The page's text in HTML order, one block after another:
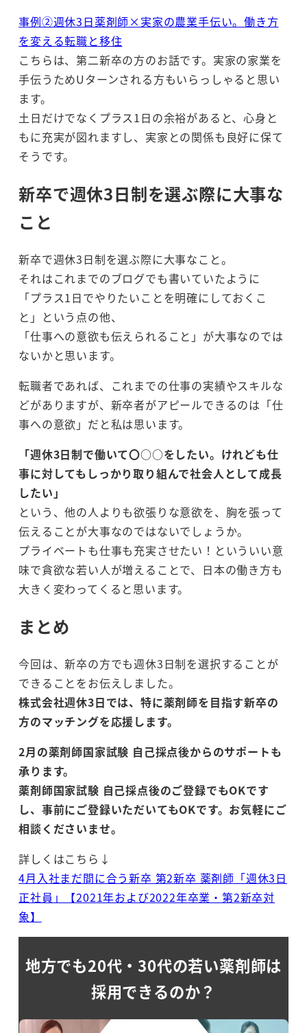
事例②週休3日薬剤師×実家の農業手伝い。働き方
を変える転職と移住
こちらは、第二新卒の方のお話です。実家の家業を
手伝うためUターンされる方もいらっしゃると思い
ます。
土日だけでなくプラス1日の余裕があると、心身と
もに充実が図れますし、実家との関係も良好に保て
そうです。
新卒で週休3日制を選ぶ際に大事な
こと
新卒で週休3日制を選ぶ際に大事なこと。
それはこれまでのブログでも書いていたように
「プラス1日でやりたいことを明確にしておくこ
と」という点の他、
「仕事への意欲も伝えられること」が大事なのでは
ないかと思います。
転職者であれば、これまでの仕事の実績やスキルな
どがありますが、新卒者がアピールできるのは「仕
事への意欲」だと私は思います。
「週休3日制で働いて〇○○をしたい。けれども仕
事に対してもしっかり取り組んで社会人として成長
したい」
という、他の人よりも欲張りな意欲を、胸を張って
伝えることが大事なのではないでしょうか。
プライベートも仕事も充実させたい！といういい意
味で貪欲な若い人が増えることで、日本の働き方も
大きく変わってくると思います。
まとめ
今回は、新卒の方でも週休3日制を選択することが
できることをお伝えしました。
株式会社週休3日では、特に薬剤師を目指す新卒の
方のマッチングを応援します。
2月の薬剤師国家試験 自己採点後からのサポートも
承ります。
薬剤師国家試験 自己採点後のご登録でもOKです
し、事前にご登録いただいてもOKです。お気軽にご
相談くださいませ。
詳しくはこちら↓
4月入社まだ間に合う新卒 第2新卒 薬剤師「週休3日
正社員」【2021年および2022年卒業・第2新卒対
象】
地方でも20代・30代の若い薬剤師は
採用できるのか？